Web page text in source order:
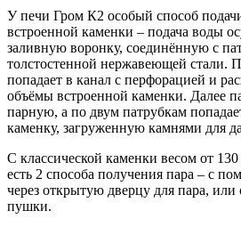
У печи Гром К2 особый способ
встроенной каменки – подача воды
заливную воронку, соединённую с
толстостенной нержавеющей стали.
попадает в канал с перфорацией и
объёмы встроенной каменки. Далее
парную, а по двум патрубкам
каменку, загруженную камнями для
С классической каменки весом от 130
есть 2 способа получения пара – с
через открытую дверцу для пара,
пушки.